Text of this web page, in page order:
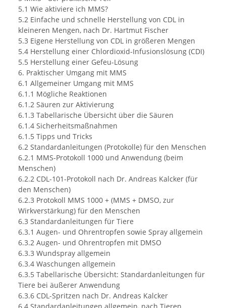
5.1 Wie aktiviere ich MMS?
5.2 Einfache und schnelle Herstellung von CDL in
kleineren Mengen, nach Dr. Hartmut Fischer
5.3 Eigene Herstellung von CDL in größeren Mengen
5.4 Herstellung einer Chlordioxid-Infusionslösung (CDI)
5.5 Herstellung einer Gefeu-Lösung
6. Praktischer Umgang mit MMS
6.1 Allgemeiner Umgang mit MMS
6.1.1 Mögliche Reaktionen
6.1.2 Säuren zur Aktivierung
6.1.3 Tabellarische Übersicht über die Säuren
6.1.4 Sicherheitsmaßnahmen
6.1.5 Tipps und Tricks
6.2 Standardanleitungen (Protokolle) für den Menschen
6.2.1 MMS-Protokoll 1000 und Anwendung (beim
Menschen)
6.2.2 CDL-101-Protokoll nach Dr. Andreas Kalcker (für
den Menschen)
6.2.3 Protokoll MMS 1000 + (MMS + DMSO, zur
Wirkverstärkung) für den Menschen
6.3 Standardanleitungen für Tiere
6.3.1 Augen- und Ohrentropfen sowie Spray allgemein
6.3.2 Augen- und Ohrentropfen mit DMSO
6.3.3 Wundspray allgemein
6.3.4 Waschungen allgemein
6.3.5 Tabellarische Übersicht: Standardanleitungen für
Tiere bei äußerer Anwendung
6.3.6 CDL-Spritzen nach Dr. Andreas Kalcker